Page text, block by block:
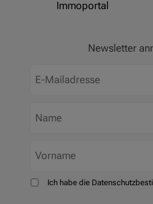
Immoportal
Newsletter
Ich habe die